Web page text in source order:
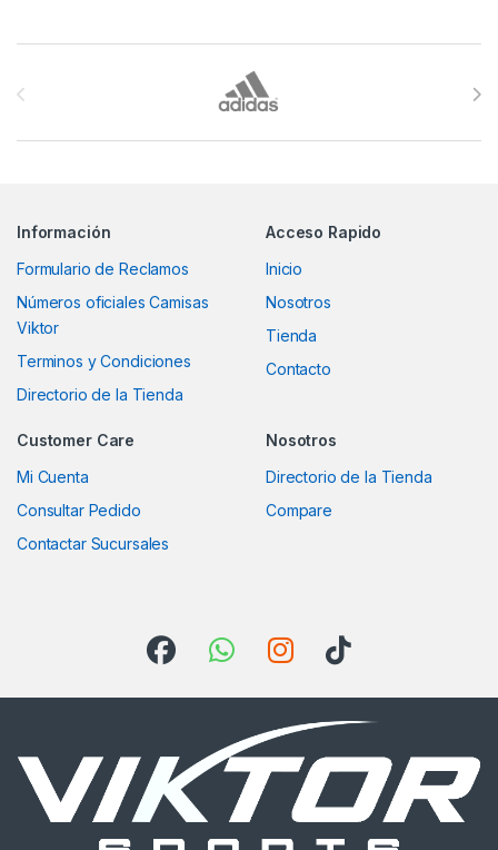
Información
Formulario de Reclamos
Números oficiales Camisas
Viktor
Terminos y Condiciones
Directorio de la Tienda
Acceso Rapido
Inicio
Nosotros
Tienda
Contacto
Customer Care
Mi Cuenta
Consultar Pedido
Contactar Sucursales
Nosotros
Directorio de la Tienda
Compare